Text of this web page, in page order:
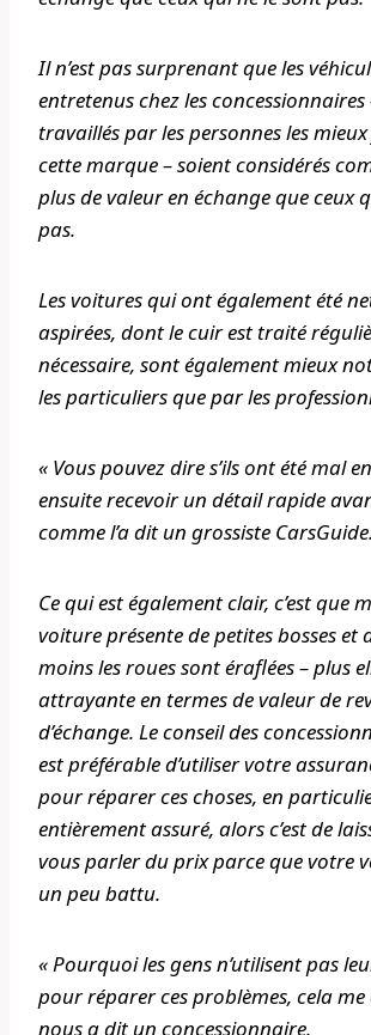
Il n’est pas surprenant que les
entretenus chez les
travaillés par les personnes les
cette marque – soient considérés
plus de valeur en échange que ceux
pas.
Les voitures qui ont également été
aspirées, dont le cuir est traité
nécessaire, sont également mieux
les particuliers que par les
« Vous pouvez dire s’ils ont été mal
ensuite recevoir un détail rapide
comme l’a dit un grossiste CarsGuide.
Ce qui est également clair, c’est que
voiture présente de petites bosses et
moins les roues sont éraflées – plus
attrayante en termes de valeur de
d’échange. Le conseil des
est préférable d’utiliser votre
pour réparer ces choses, en
entièrement assuré, alors c’est de
vous parler du prix parce que votre
un peu battu.
« Pourquoi les gens n’utilisent pas
pour réparer ces problèmes, cela me
nous a dit un concessionnaire.